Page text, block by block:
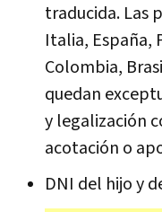
traducida. Las
Italia, España,
Colombia,
quedan
y legalización
acotación o
DNI del hijo y